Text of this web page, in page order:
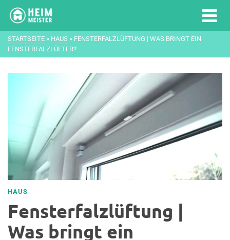
STARTSEITE » HAUS » FENSTERFALZLÜFTUNG | WAS BRINGT EIN
FENSTERFALZLÜFTER?
HAUS
Fensterfalzlüftung |
Was bringt ein